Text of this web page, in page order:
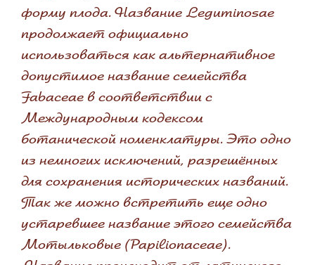
форму плода. Название Leguminosae
продолжает официально
использоваться как альтернативное
допустимое название семейства
Fabaceae в соответствии с
Международным кодексом
ботанической номенклатуры. Это одно
из немногих исключений, разрешённых
для сохранения исторических названий.
Так же можно встретить еще одно
устаревшее название этого семейства
Мотыльковые (Papilionaceae).